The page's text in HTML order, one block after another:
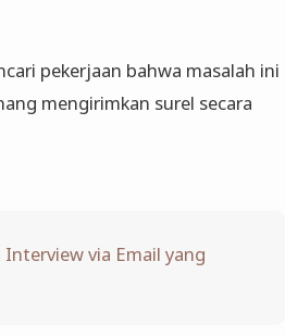
pekerjaan bahwa masalah ini
mengirimkan surel secara
via Email yang